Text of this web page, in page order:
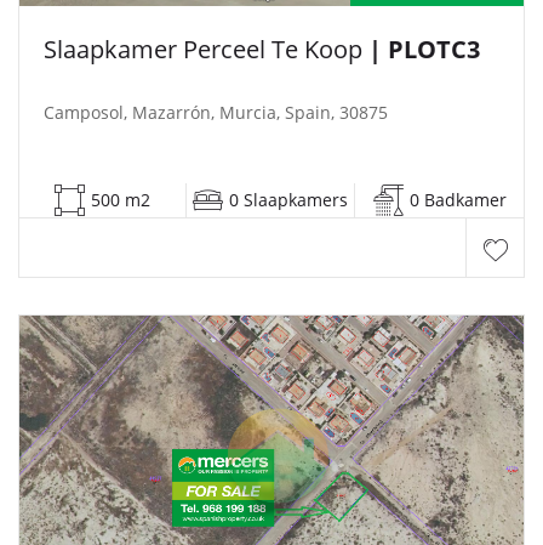
Slaapkamer Perceel Te Koop | PLOTC3
Camposol, Mazarrón, Murcia, Spain, 30875
500 m2 0 Slaapkamers 0 Badkamer